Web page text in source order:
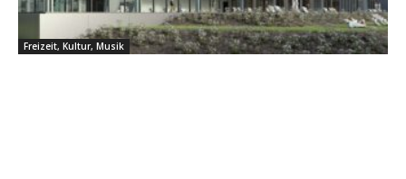
Freizeit, Kultur, Musik